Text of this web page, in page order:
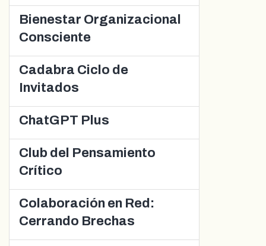
Bienestar Organizacional
Consciente
Cadabra Ciclo de
Invitados
ChatGPT Plus
Club del Pensamiento
Crítico
Colaboración en Red:
Cerrando Brechas